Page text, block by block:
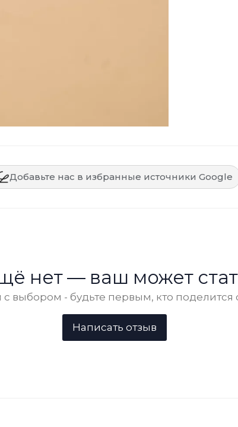
Добавьте нас в избранные источники Google
нет — ваш может
выбором - будьте первым, кто